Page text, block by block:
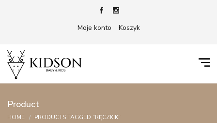
Moje konto Koszyk
Product
HOME PRODUCTS TAGGED “RĘCZKIK”